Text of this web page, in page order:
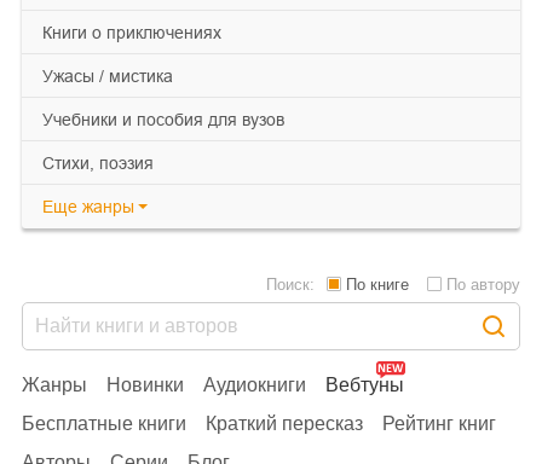
книги о приключениях
ужасы / мистика
учебники и пособия для вузов
cтихи, поэзия
Еще жанры
Жанры Новинки Аудиокниги
Вебтуны
Бесплатные книги
Краткий пересказ
Рейтинг книг
Поиск: По книге По автору